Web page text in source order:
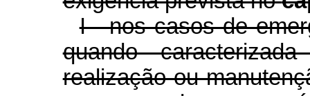
I - nos casos de
quando
realização ou